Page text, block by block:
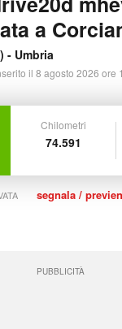
a
) - Umbria
il 8 agosto 2026 ore
Chilometri
74.591
segnala /
PUBBLICITÀ